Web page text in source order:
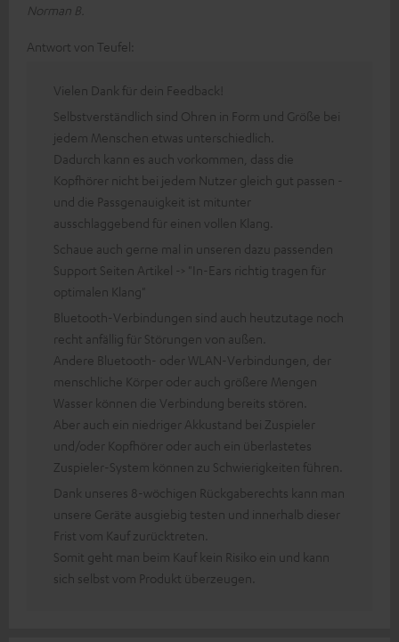
Norman B.
Antwort von Teufel:
Vielen Dank für dein Feedback!
Selbstverständlich sind Ohren in Form und Größe bei
jedem Menschen etwas unterschiedlich.
Dadurch kann es auch vorkommen, dass die
Kopfhörer nicht bei jedem Nutzer gleich gut passen -
und die Passgenauigkeit ist mitunter
ausschlaggebend für einen vollen Klang.
Schaue auch gerne mal in unseren dazu passenden
Support Seiten Artikel -> "In-Ears richtig tragen für
optimalen Klang"
Bluetooth-Verbindungen sind auch heutzutage noch
recht anfällig für Störungen von außen.
Andere Bluetooth- oder WLAN-Verbindungen, der
menschliche Körper oder auch größere Mengen
Wasser können die Verbindung bereits stören.
Aber auch ein niedriger Akkustand bei Zuspieler
und/oder Kopfhörer oder auch ein überlastetes
Zuspieler-System können zu Schwierigkeiten führen.
Dank unseres 8-wöchigen Rückgaberechts kann man
unsere Geräte ausgiebig testen und innerhalb dieser
Frist vom Kauf zurücktreten.
Somit geht man beim Kauf kein Risiko ein und kann
sich selbst vom Produkt überzeugen.